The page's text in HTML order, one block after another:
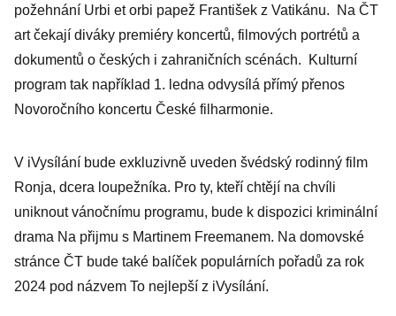
požehnání Urbi et orbi papež František z Vatikánu. Na ČT
art čekají diváky premiéry koncertů, filmových portrétů a
dokumentů o českých i zahraničních scénách. Kulturní
program tak například 1. ledna odvysílá přímý přenos
Novoročního koncertu České filharmonie.
V iVysílání bude exkluzivně uveden švédský rodinný film
Ronja, dcera loupežníka. Pro ty, kteří chtějí na chvíli
uniknout vánočnímu programu, bude k dispozici kriminální
drama Na přijmu s Martinem Freemanem. Na domovské
stránce ČT bude také balíček populárních pořadů za rok
2024 pod názvem To nejlepší z iVysílání.